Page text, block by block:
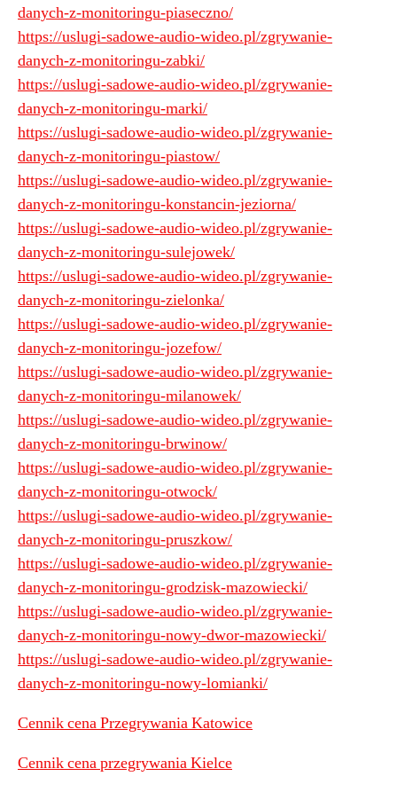
danych-z-monitoringu-piaseczno/
https://uslugi-sadowe-audio-wideo.pl/zgrywanie-
danych-z-monitoringu-zabki/
https://uslugi-sadowe-audio-wideo.pl/zgrywanie-
danych-z-monitoringu-marki/
https://uslugi-sadowe-audio-wideo.pl/zgrywanie-
danych-z-monitoringu-piastow/
https://uslugi-sadowe-audio-wideo.pl/zgrywanie-
danych-z-monitoringu-konstancin-jeziorna/
https://uslugi-sadowe-audio-wideo.pl/zgrywanie-
danych-z-monitoringu-sulejowek/
https://uslugi-sadowe-audio-wideo.pl/zgrywanie-
danych-z-monitoringu-zielonka/
https://uslugi-sadowe-audio-wideo.pl/zgrywanie-
danych-z-monitoringu-jozefow/
https://uslugi-sadowe-audio-wideo.pl/zgrywanie-
danych-z-monitoringu-milanowek/
https://uslugi-sadowe-audio-wideo.pl/zgrywanie-
danych-z-monitoringu-brwinow/
https://uslugi-sadowe-audio-wideo.pl/zgrywanie-
danych-z-monitoringu-otwock/
https://uslugi-sadowe-audio-wideo.pl/zgrywanie-
danych-z-monitoringu-pruszkow/
https://uslugi-sadowe-audio-wideo.pl/zgrywanie-
danych-z-monitoringu-grodzisk-mazowiecki/
https://uslugi-sadowe-audio-wideo.pl/zgrywanie-
danych-z-monitoringu-nowy-dwor-mazowiecki/
https://uslugi-sadowe-audio-wideo.pl/zgrywanie-
danych-z-monitoringu-nowy-lomianki/
Cennik cena Przegrywania Katowice
Cennik cena przegrywania Kielce